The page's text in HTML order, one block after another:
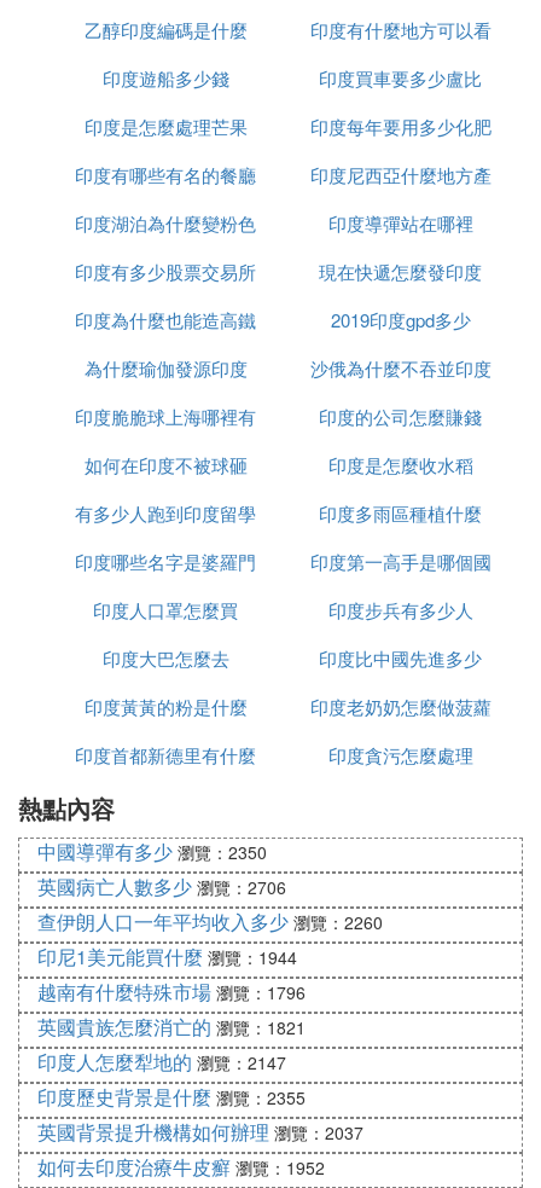
多少錢
一粒
乙醇印度編碼是什麼
印度有什麼地方可以看
到太陽
印度遊船多少錢
印度買車要多少盧比
印度是怎麼處理芒果
印度每年要用多少化肥
印度有哪些有名的餐廳
印度尼西亞什麼地方產
榴槤
印度湖泊為什麼變粉色
印度導彈站在哪裡
印度有多少股票交易所
現在快遞怎麼發印度
印度為什麼也能造高鐵
2019印度gpd多少
為什麼瑜伽發源印度
沙俄為什麼不吞並印度
印度脆脆球上海哪裡有
印度的公司怎麼賺錢
如何在印度不被球砸
印度是怎麼收水稻
有多少人跑到印度留學
印度多雨區種植什麼
印度哪些名字是婆羅門
種姓
印度第一高手是哪個國
家
印度人口罩怎麼買
印度步兵有多少人
印度大巴怎麼去
印度比中國先進多少
印度黃黃的粉是什麼
印度老奶奶怎麼做菠蘿
印度首都新德里有什麼
印度貪污怎麼處理
熱點內容
中國導彈有多少 瀏覽：2350
英國病亡人數多少 瀏覽：2706
查伊朗人口一年平均收入多少 瀏覽：2260
印尼1美元能買什麼 瀏覽：1944
越南有什麼特殊市場 瀏覽：1796
英國貴族怎麼消亡的 瀏覽：1821
印度人怎麼犁地的 瀏覽：2147
印度歷史背景是什麼 瀏覽：2355
英國背景提升機構如何辦理 瀏覽：2037
如何去印度治療牛皮癬 瀏覽：1952